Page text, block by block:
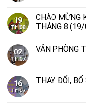
19
Th 08
CHÀO MỪNG
THÁNG 8
02
Th 07
VĂN PHÒNG
16
Th 07
THAY ĐỔI, BỔ